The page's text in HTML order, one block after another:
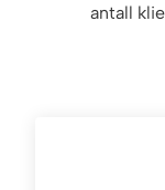
antall